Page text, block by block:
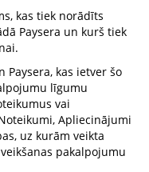
kas tiek norādīts
Paysera un kurš tiek
Paysera, kas ietver šo
līgumu
vai
Apliecinājumi
uz kurām veikta
pakalpojumu